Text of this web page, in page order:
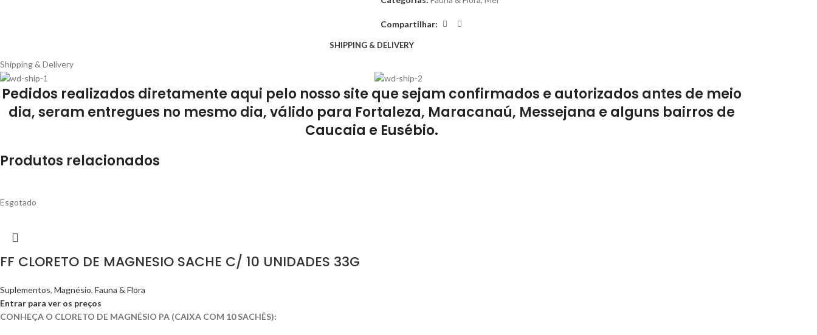
Compartilhar:
SHIPPING & DELIVERY
Shipping & Delivery
Pedidos realizados diretamente aqui pelo nosso site que sejam confirmados e autorizados antes de meio
dia, seram entregues no mesmo dia, válido para Fortaleza, Maracanaú, Messejana e alguns bairros de
Caucaia e Eusébio.
Produtos relacionados
Esgotado
FF CLORETO DE MAGNESIO SACHE C/ 10 UNIDADES 33G
Suplementos, Magnésio, Fauna & Flora
Entrar para ver os preços
CONHEÇA O CLORETO DE MAGNÉSIO PA (CAIXA COM 10 SACHÊS):